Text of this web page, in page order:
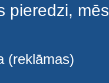
pieredzi, mēs
(reklāmas)